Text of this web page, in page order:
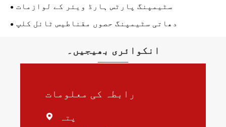
سٹیمپنگ پارٹس ہارڈ ویئر کے لوازمات
دھاتی سٹیمپنگ حصوں مقناطیس ٹائل کلپ
انکوائری بھیجیں۔
رابطہ کی معلومات
 پتہ